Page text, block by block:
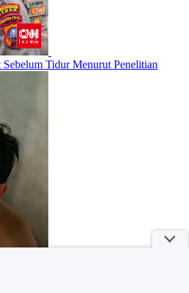
Tidur Menurut Penelitian